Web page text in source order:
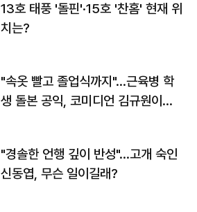
13호 태풍 '돌핀'·15호 '찬홈' 현재 위
치는?
"속옷 빨고 졸업식까지"…근육병 학
생 돌본 공익, 코미디언 김규원이었
"경솔한 언행 깊이 반성"…고개 숙인
신동엽, 무슨 일이길래?